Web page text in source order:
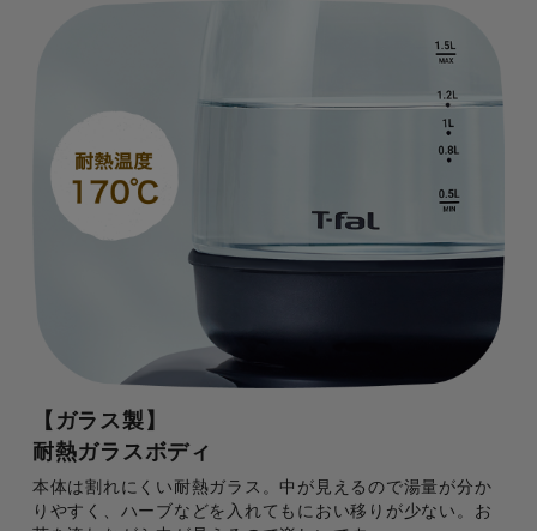
【ガラス製】
耐熱ガラスボディ
本体は割れにくい耐熱ガラス。中が見えるので湯量が分か
りやすく、ハーブなどを入れてもにおい移りが少ない。お